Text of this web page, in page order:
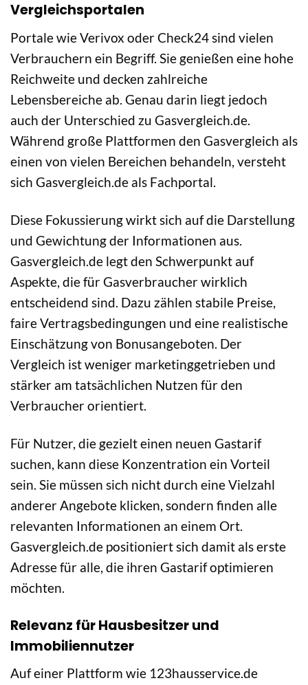
Vergleichsportalen
Portale wie Verivox oder Check24 sind vielen
Verbrauchern ein Begriff. Sie genießen eine hohe
Reichweite und decken zahlreiche
Lebensbereiche ab. Genau darin liegt jedoch
auch der Unterschied zu Gasvergleich.de.
Während große Plattformen den Gasvergleich als
einen von vielen Bereichen behandeln, versteht
sich Gasvergleich.de als Fachportal.
Diese Fokussierung wirkt sich auf die Darstellung
und Gewichtung der Informationen aus.
Gasvergleich.de legt den Schwerpunkt auf
Aspekte, die für Gasverbraucher wirklich
entscheidend sind. Dazu zählen stabile Preise,
faire Vertragsbedingungen und eine realistische
Einschätzung von Bonusangeboten. Der
Vergleich ist weniger marketinggetrieben und
stärker am tatsächlichen Nutzen für den
Verbraucher orientiert.
Für Nutzer, die gezielt einen neuen Gastarif
suchen, kann diese Konzentration ein Vorteil
sein. Sie müssen sich nicht durch eine Vielzahl
anderer Angebote klicken, sondern finden alle
relevanten Informationen an einem Ort.
Gasvergleich.de positioniert sich damit als erste
Adresse für alle, die ihren Gastarif optimieren
möchten.
Relevanz für Hausbesitzer und
Immobiliennutzer
Auf einer Plattform wie 123hausservice.de